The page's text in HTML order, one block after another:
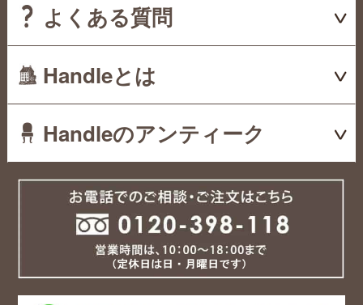
よくある質問
Handleとは
Handleのアンティーク